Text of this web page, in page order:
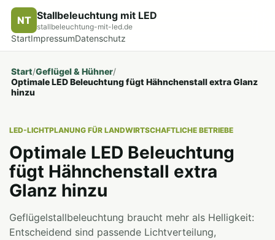
NT Stallbeleuchtung mit LED
stallbeleuchtung-mit-led.de
StartImpressumDatenschutz
Start/Geflügel & Hühner/
Optimale LED Beleuchtung fügt Hähnchenstall extra Glanz
hinzu
LED-LICHTPLANUNG FÜR LANDWIRTSCHAFTLICHE BETRIEBE
Optimale LED Beleuchtung
fügt Hähnchenstall extra
Glanz hinzu
Geflügelstallbeleuchtung braucht mehr als Helligkeit:
Entscheidend sind passende Lichtverteilung,